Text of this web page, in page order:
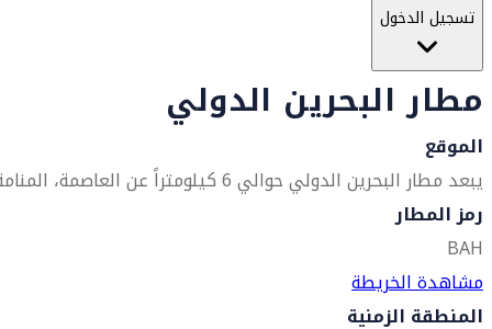
تسجيل الدخول
مطار البحرين الدولي
الموقع
يبعد مطار البحرين الدولي حوالي 6 كيلومتراً عن العاصمة، المنامة.
رمز المطار
BAH
مشاهدة الخريطة
المنطقة الزمنية